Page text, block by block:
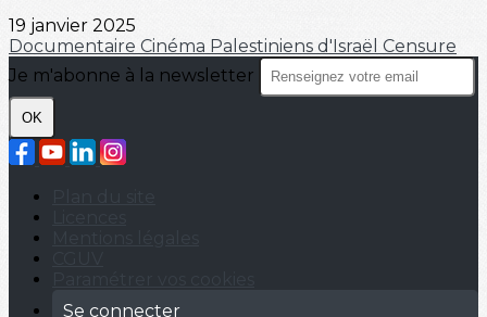
19 janvier 2025
Documentaire Cinéma Palestiniens d'Israël Censure
Je m'abonne à la newsletter
OK
Se connecter